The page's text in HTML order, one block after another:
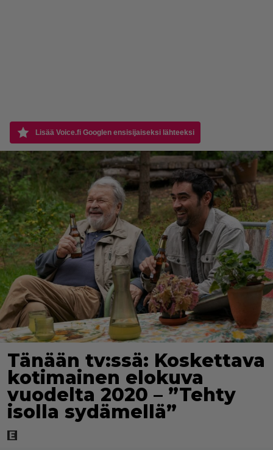
Lisää Voice.fi Googlen ensisijaiseksi lähteeksi
Tänään tv:ssä: Koskettava
kotimainen elokuva
vuodelta 2020 – ”Tehty
isolla sydämellä”